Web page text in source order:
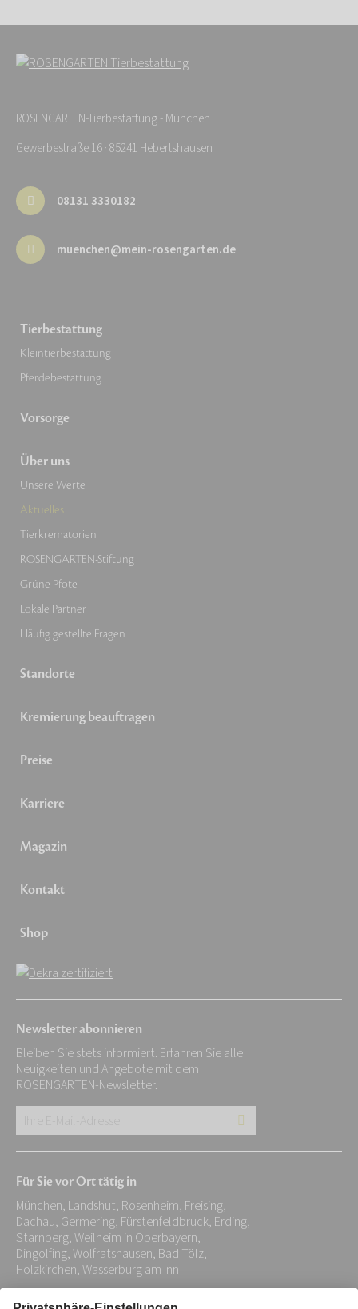
ROSENGARTEN-Tierbestattung - München
Gewerbestraße 16 · 85241 Hebertshausen
08131 3330182
muenchen@mein-rosengarten.de
Tierbestattung
Kleintierbestattung
Pferdebestattung
Vorsorge
Über uns
Unsere Werte
Aktuelles
Tierkrematorien
ROSENGARTEN-Stiftung
Grüne Pfote
Lokale Partner
Häufig gestellte Fragen
Standorte
Kremierung beauftragen
Preise
Karriere
Magazin
Kontakt
Shop
Newsletter abonnieren
Bleiben Sie stets informiert. Erfahren Sie alle
Neuigkeiten und Angebote mit dem
ROSENGARTEN-Newsletter.
Adresse:
*
Für Sie vor Ort tätig in
München, Landshut, Rosenheim, Freising,
Dachau, Germering, Fürstenfeldbruck, Erding,
Starnberg, Weilheim in Oberbayern,
Dingolfing, Wolfratshausen, Bad Tölz,
Holzkirchen, Wasserburg am Inn